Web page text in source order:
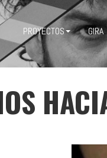
PROYECTOS GIRA